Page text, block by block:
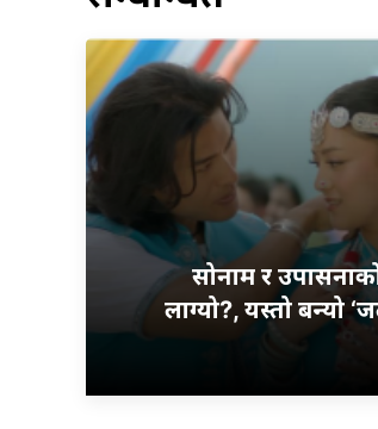
सोनाम र
लाग्यो?, यस्तो बन्यो